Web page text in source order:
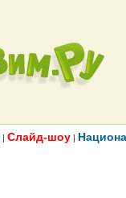
| Слайд-шоу |